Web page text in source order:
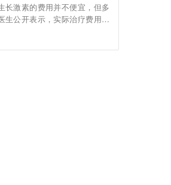
长激素的费用并不便宜，但多
生公开表示，实际治疗费用并
年9万”那么夸张。按照林鸣在